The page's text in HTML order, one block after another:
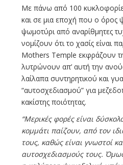
Με πάνω από 100
και σε μια εποχή που ο όρος
ψωμοτύρι από αναρίθμητες
νομίζουν ότι το χασίς είναι
Mothers Temple εκφράζουν
λυτρώνουν απ’ αυτή την
λαίλαπα συντηρητικού και
“αυτοσχεδιασμού” για
κακίστης ποιότητας.
“Μερικές φορές είναι
κομμάτι παίζουν, από τον
τους, καθώς είναι γνωστοί
αυτοσχεδιασμούς τους.